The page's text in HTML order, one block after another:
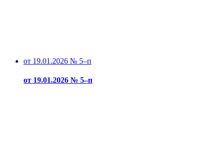
от 19.01.2026 № 5–п
от 19.01.2026 № 5–п